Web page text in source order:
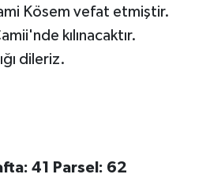
Kösem vefat etmiştir.
kılınacaktır.
dileriz.
41 Parsel: 62